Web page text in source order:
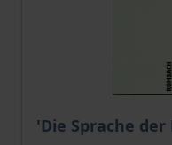
'Die Sprache